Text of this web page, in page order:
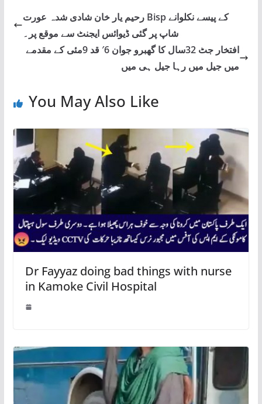
رحیم یار خان شادی شدہ عورت Bisp کے پیسے نکلوانے
شاپ پر گئی ڈیوائس ایجنٹ سے موقع پر۔
افتخار جٹ 32سال کا گھبرو جوان 6′ قد 9مئی کے مقدمے
میں جیل میں رہا جیل ہی میں
You May Also Like
Dr Fayyaz doing bad things with nurse
in Kamoke Civil Hospital